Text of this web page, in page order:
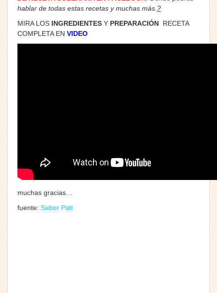
hablar de todas estas recetas y muchas más. ?
MIRA LOS INGREDIENTES Y PREPARACIÓN RECETA
COMPLETA EN VIDEO
muchas gracias…
fuente: Sabor Pati